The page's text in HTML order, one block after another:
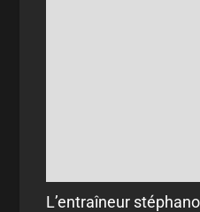
L’entraîneur